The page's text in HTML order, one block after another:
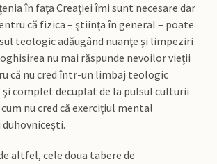
în faţa Creaţiei îmi sunt necesare dar
că fizica – ştiinţa în general – poate
teologic adăugând nuanţe şi limpeziri
nu mai răspunde nevoilor vieţii
că nu cred într-un limbaj teologic
complet decuplat de la pulsul culturii
nu cred că exerciţiul mental
altfel, cele doua tabere de